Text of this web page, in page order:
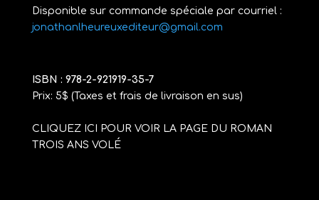
Disponible sur commande spéciale par courriel :
jonathanlheureuxediteur@gmail.com
ISBN : 978-2-921919-35-7
Prix: 5$ (Taxes et frais de livraison en sus)
CLIQUEZ ICI POUR VOIR LA PAGE DU ROMAN
TROIS ANS VOLÉ